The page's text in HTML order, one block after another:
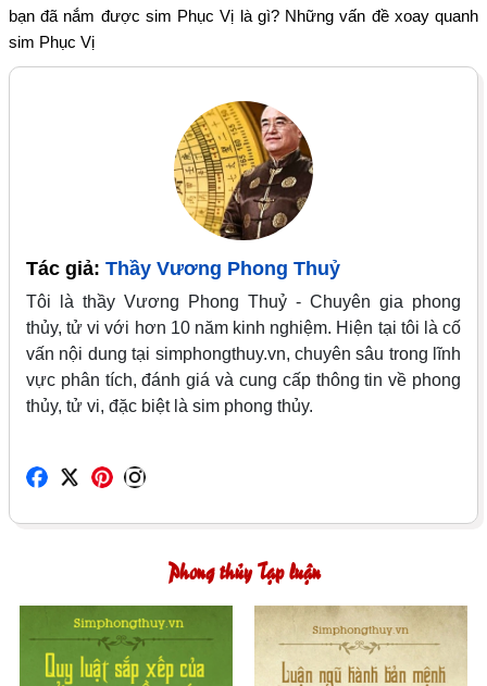
bạn đã nắm được sim Phục Vị là gì? Những vấn đề xoay quanh
sim Phục Vị
Tác giả: Thầy Vương Phong Thuỷ
Tôi là thầy Vương Phong Thuỷ - Chuyên gia phong
thủy, tử vi với hơn 10 năm kinh nghiệm. Hiện tại tôi là cố
vấn nội dung tại simphongthuy.vn, chuyên sâu trong lĩnh
vực phân tích, đánh giá và cung cấp thông tin về phong
thủy, tử vi, đặc biệt là sim phong thủy.
Phong thủy Tạp luận